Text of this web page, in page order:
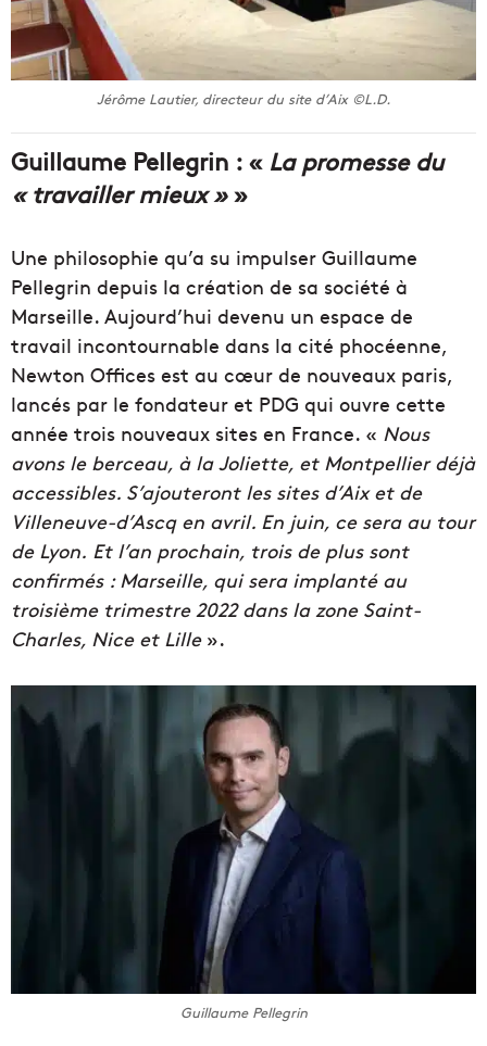
Jérôme Lautier, directeur du site d’Aix ©L.D.
Guillaume Pellegrin : « La promesse du
« travailler mieux »»
Une philosophie qu’a su impulser Guillaume
Pellegrin depuis la création de sa société à
Marseille. Aujourd’hui devenu un espace de
travail incontournable dans la cité phocéenne,
Newton Offices est au cœur de nouveaux paris,
lancés par le fondateur et PDG qui ouvre cette
année trois nouveaux sites en France. « Nous
avons le berceau, à la Joliette, et Montpellier déjà
accessibles. S’ajouteront les sites d’Aix et de
Villeneuve-d’Ascq en avril. En juin, ce sera au tour
de Lyon. Et l’an prochain, trois de plus sont
confirmés : Marseille, qui sera implanté au
troisième trimestre 2022 dans la zone Saint-
Charles, Nice et Lille ».
Guillaume Pellegrin